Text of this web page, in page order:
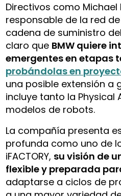
Directivos como Michael
responsable de la red
cadena de suministro
claro que BMW quiere
emergentes en etapas
probándolas en
una posible extensión a
incluye tanto la Physical
modelos de robots.
La compañía presenta
profunda como uno de
iFACTORY, su visión de
flexible y preparada
adaptarse a ciclos de